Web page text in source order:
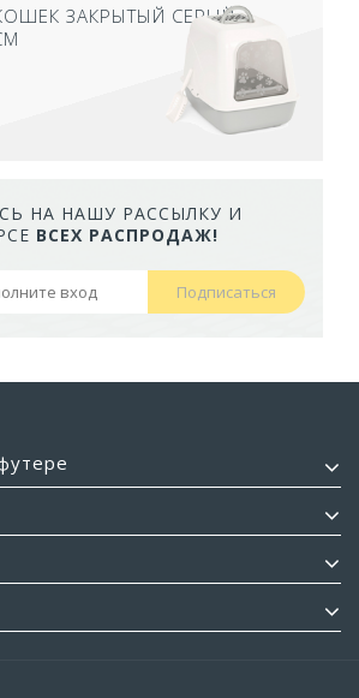
ЗАКРЫТЫЙ СЕРЫЙ
НА НАШУ РАССЫЛКУ И
ВСЕХ РАСПРОДАЖ!
Подписаться